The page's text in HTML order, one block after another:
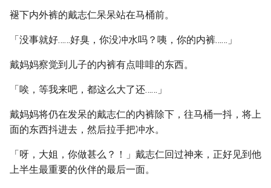
褪下内外裤的戴志仁呆呆站在马桶前。
「没事就好……好臭，你没冲水吗？咦，你的内裤……」
戴妈妈察觉到儿子的内裤有点啡啡的东西。
「唉，等我来吧，都这么大了还……」
戴妈妈将仍在发呆的戴志仁的内裤除下，往马桶一抖，将上
面的东西抖进去，然后拉手把冲水。
「呀，大姐，你做甚么？！」戴志仁回过神来，正好见到他
上半生最重要的伙伴的最后一面。